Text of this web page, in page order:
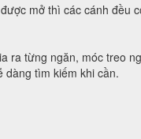
mở thì các cánh đều
ra từng ngăn, móc treo
dàng tìm kiếm khi cần.